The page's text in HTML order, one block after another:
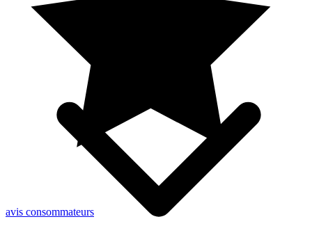
avis consommateurs